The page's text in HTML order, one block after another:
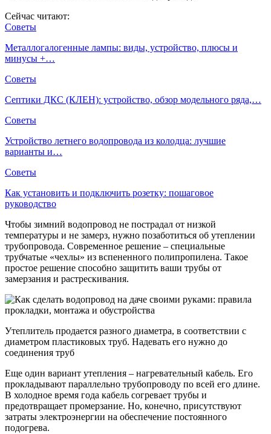
Сейчас читают:
Советы
Металлогалогенные лампы: виды, устройство, плюсы и
минусы +…
Советы
Септики ДКС (КЛЕН): устройство, обзор модельного ряда,…
Советы
Устройство летнего водопровода из колодца: лучшие
варианты и…
Советы
Как установить и подключить розетку: пошаговое
руководство
Чтобы зимний водопровод не пострадал от низкой
температуры и не замерз, нужно позаботиться об утеплении
трубопровода. Современное решение – специальные
трубчатые «чехлы» из вспененного полипропилена. Такое
простое решение способно защитить ваши трубы от
замерзания и растрескивания.
Утеплитель продается разного диаметра, в соответствии с
диаметром пластиковых труб. Надевать его нужно до
соединения труб
Еще один вариант утепления – нагревательный кабель. Его
прокладывают параллельно трубопроводу по всей его длине.
В холодное время года кабель согревает трубы и
предотвращает промерзание. Но, конечно, присутствуют
затраты электроэнергии на обеспечение постоянного
подогрева.